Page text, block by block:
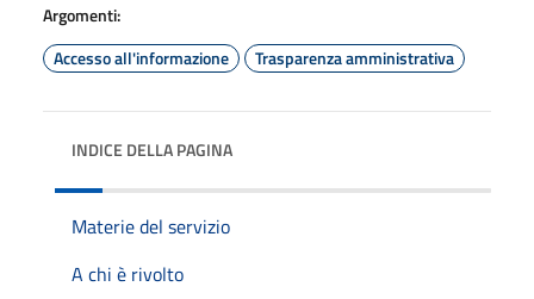
Argomenti:
Accesso all'informazione
Trasparenza amministrativa
INDICE DELLA PAGINA
Materie del servizio
A chi è rivolto